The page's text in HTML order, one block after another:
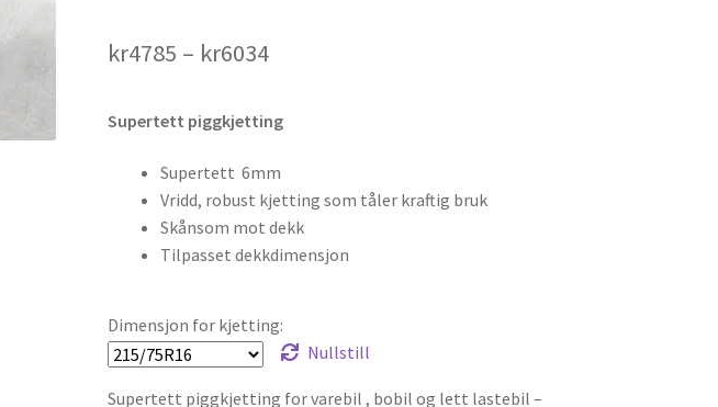
kr4785 – kr6034Prisområde:
til
kr6034
Supertett piggkjetting
Supertett 6mm
Vridd, robust kjetting som tåler kraftig bruk
Skånsom mot dekk
Tilpasset dekkdimensjon
Dimensjon for kjetting:
Nullstill
Supertett piggkjetting for varebil , bobil og lett lastebil –